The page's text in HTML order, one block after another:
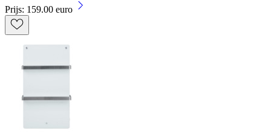
Prijs: 159.00 euro